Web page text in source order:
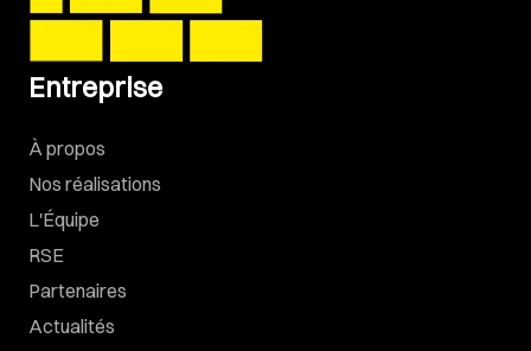
Entreprise
À propos
Nos réalisations
L'Équipe
RSE
Partenaires
Actualités